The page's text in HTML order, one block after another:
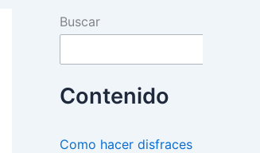
Buscar
Contenido
Como hacer disfraces